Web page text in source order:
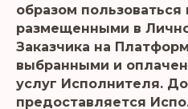
образом
размещенными в
Заказчика на
выбранными и
услуг Исполнителя.
предоставляется